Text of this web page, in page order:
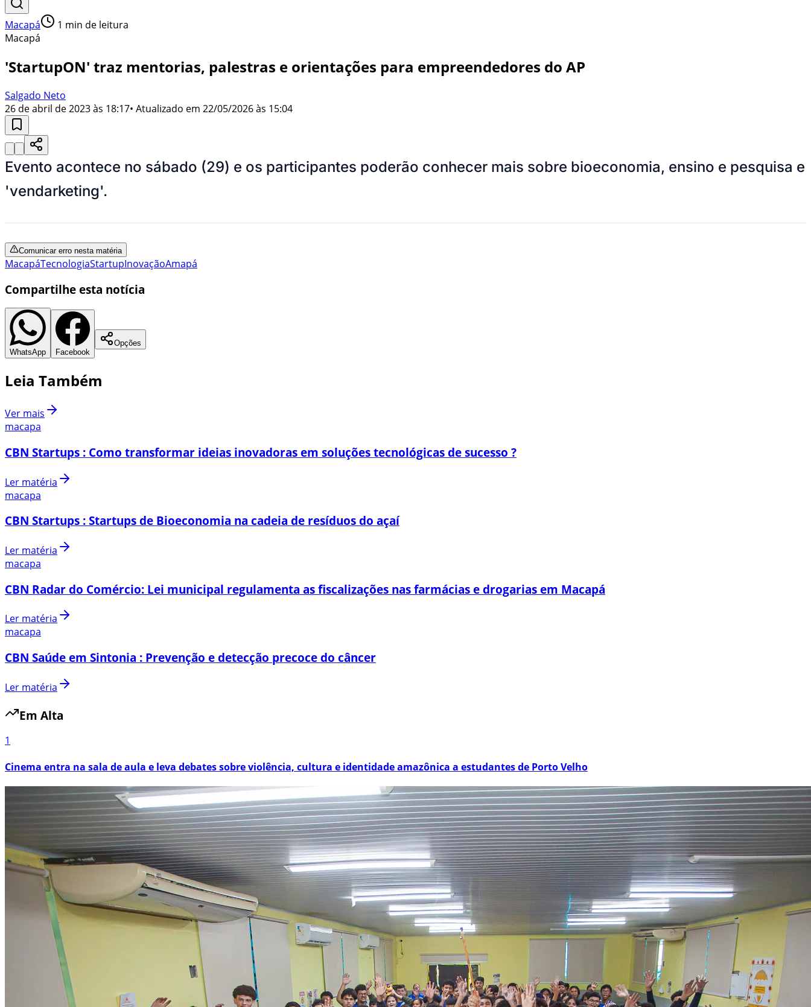
Macapá 1 min de leitura
Macapá
'StartupON' traz mentorias, palestras e orientações para empreendedores do AP
Salgado Neto
26 de abril de 2023 às 18:17• Atualizado em 22/05/2026 às 15:04
Evento acontece no sábado (29) e os participantes poderão conhecer mais sobre bioeconomia, ensino e pesquisa e
'vendarketing'.
Comunicar erro nesta matéria
MacapáTecnologiaStartupInovaçãoAmapá
Compartilhe esta notícia
WhatsApp Facebook
Opções
Leia Também
Ver mais
macapa
CBN Startups : Como transformar ideias inovadoras em soluções tecnológicas de sucesso ?
Ler matéria
macapa
CBN Startups : Startups de Bioeconomia na cadeia de resíduos do açaí
Ler matéria
macapa
CBN Radar do Comércio: Lei municipal regulamenta as fiscalizações nas farmácias e drogarias em Macapá
Ler matéria
macapa
CBN Saúde em Sintonia : Prevenção e detecção precoce do câncer
Ler matéria
Em Alta
1
Cinema entra na sala de aula e leva debates sobre violência, cultura e identidade amazônica a estudantes de Porto Velho